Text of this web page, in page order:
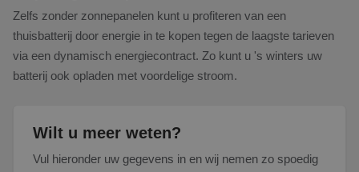
Zelfs zonder zonnepanelen kunt u profiteren van een
thuisbatterij door energie in te kopen tegen de laagste tarieven
via een dynamisch energiecontract. Zo kunt u 's winters uw
batterij ook opladen met voordelige stroom.
Wilt u meer weten?
Vul hieronder uw gegevens in en wij nemen zo spoedig